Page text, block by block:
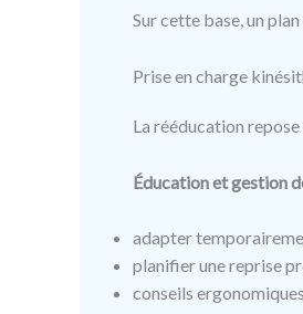
Sur cette base, un
Prise en charge
La rééducation
Éducation et gestion
adapter
planifier une reprise
conseils